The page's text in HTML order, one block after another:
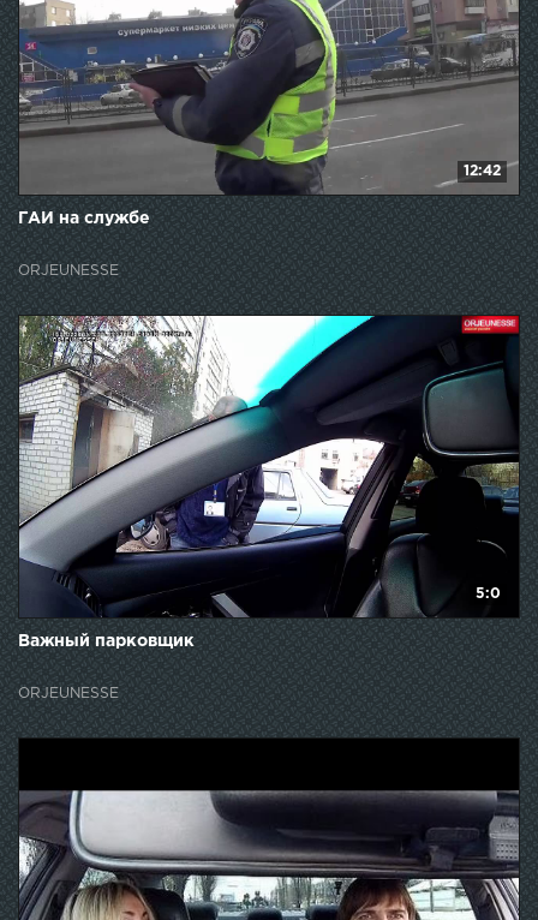
12:42
ГАИ на службе
ORJEUNESSE
5:0
Важный парковщик
ORJEUNESSE